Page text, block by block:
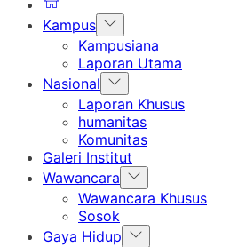
Kampus Show
sub
menu
Kampusiana
Laporan Utama
Nasional Show
sub
menu
Laporan Khusus
humanitas
Komunitas
Galeri Institut
Wawancara Show
sub
Wawancara Khusus
Sosok
Gaya Hidup Show